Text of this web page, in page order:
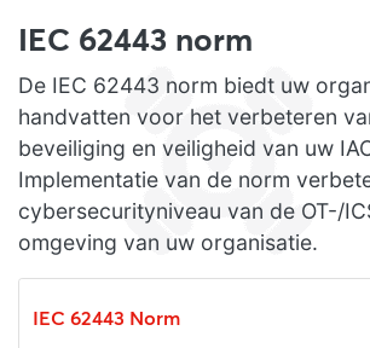
IEC 62443 norm
De IEC 62443 norm biedt uw
handvatten voor het verbeteren
beveiliging en veiligheid van uw
Implementatie van de norm
cybersecurityniveau van de OT-/
omgeving van uw organisatie.
IEC 62443 Norm